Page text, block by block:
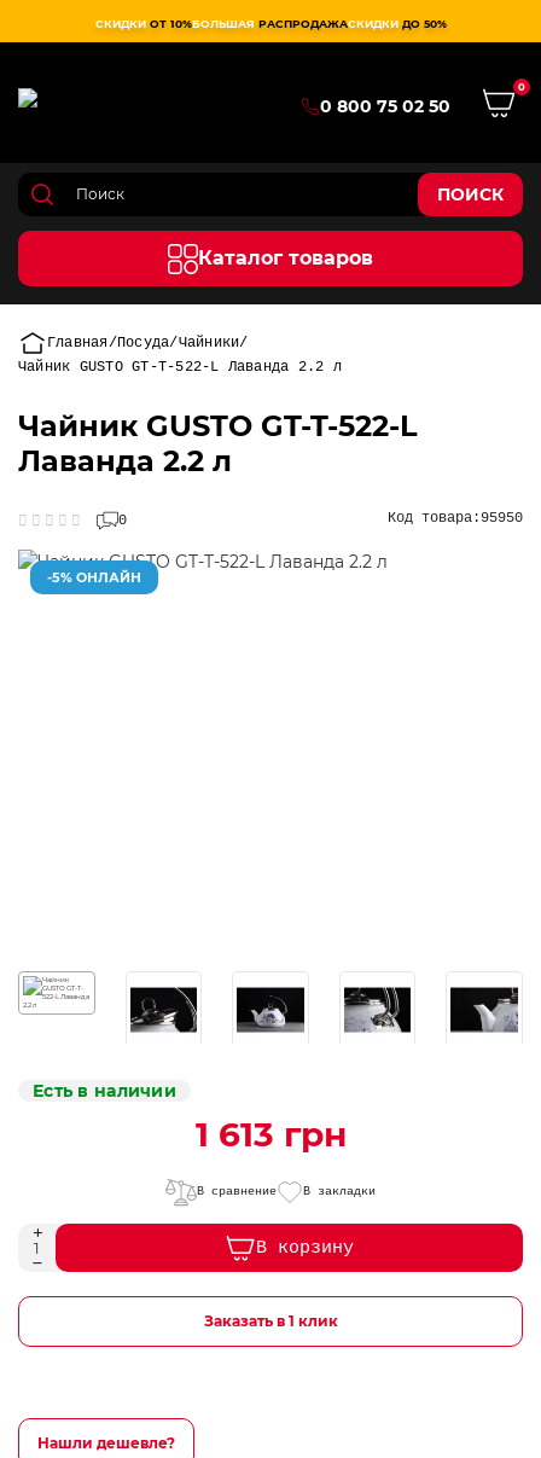
СКИДКИ ОТ 10%БОЛЬШАЯ РАСПРОДАЖАСКИДКИ ДО 50%
0 800 75 02 50
0
ПОИСК
Каталог товаров
Главная Посуда Чайники
Чайник GUSTO GT-T-522-L Лаванда 2.2 л
Чайник GUSTO GT-T-522-L
Лаванда 2.2 л
0 Код товара:95950
-5% ОНЛАЙН
Есть в наличии
1 613 грн
В сравнение В закладки
В корзину
Заказать в 1 клик
Нашли дешевле?